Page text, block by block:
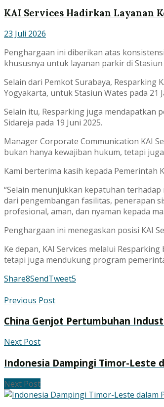
KAI Services Hadirkan Layanan
23 Juli 2026
Penghargaan ini diberikan atas
khususnya untuk layanan parkir di
Selain dari Pemkot Surabaya, Resparking
Yogyakarta, untuk Stasiun Wates pada 21
Selain itu, Resparking juga mendapatkan
Sidareja pada 19 Juni 2025.
Manager Corporate Communication KAI
bukan hanya kewajiban hukum, tetapi
Kami berterima kasih kepada Pemerintah
“Selain menunjukkan kepatuhan
dari pengembangan fasilitas, penerapan
profesional, aman, dan nyaman kepada
Penghargaan ini menegaskan posisi KAI
Ke depan, KAI Services melalui
tetapi juga mendukung program
Share8SendTweet5
Previous Post
China Genjot Pertumbuhan
Next Post
Indonesia Dampingi Timor-Leste
Next Post